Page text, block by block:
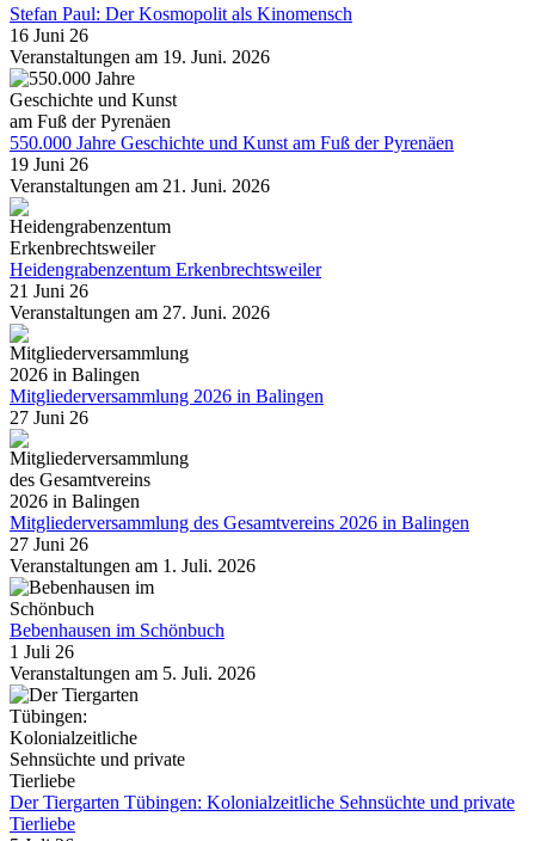
Stefan Paul: Der Kosmopolit als Kinomensch
16 Juni 26
Veranstaltungen am 19. Juni. 2026
550.000 Jahre Geschichte und Kunst am Fuß der Pyrenäen
19 Juni 26
Veranstaltungen am 21. Juni. 2026
Heidengrabenzentum Erkenbrechtsweiler
21 Juni 26
Veranstaltungen am 27. Juni. 2026
Mitgliederversammlung 2026 in Balingen
27 Juni 26
Mitgliederversammlung des Gesamtvereins 2026 in Balingen
27 Juni 26
Veranstaltungen am 1. Juli. 2026
Bebenhausen im Schönbuch
1 Juli 26
Veranstaltungen am 5. Juli. 2026
Der Tiergarten Tübingen: Kolonialzeitliche Sehnsüchte und private
Tierliebe